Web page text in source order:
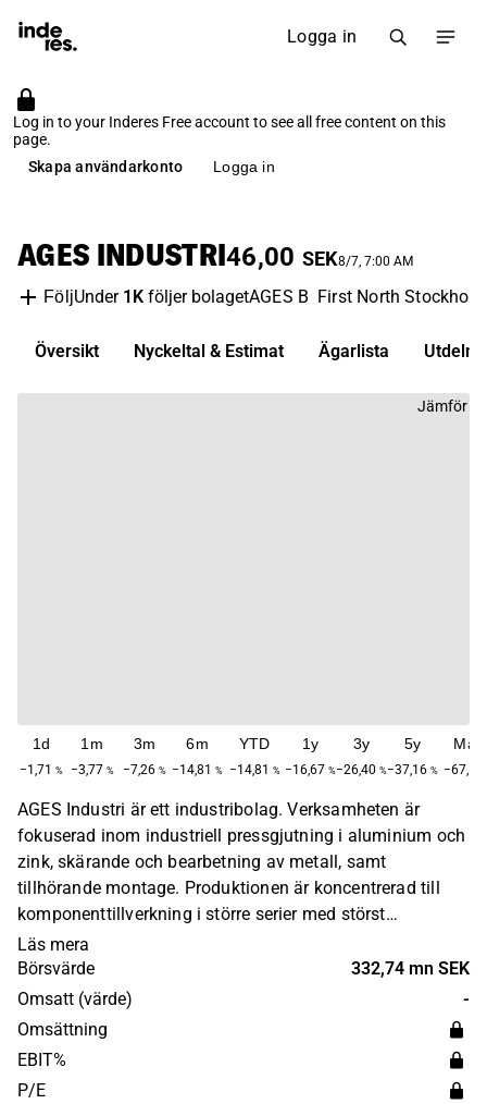
Logga in
Log in to your Inderes Free account to see all free content on this
page.
Skapa användarkonto
Logga in
AGES INDUSTRI46,00 SEK8/7, 7:00 AM
FöljUnder 1K följer bolagetAGES B First North
Översikt Nyckeltal & Estimat Ägarlista
Jämför
1d
−1,71 %
1m
−3,77 %
3m
−7,26 %
6m
−14,81 %
YTD
−14,81 %
1y
−16,67 %
3y
−26,40 %
5y
−37,16 %
Max
−67,14
AGES Industri är ett industribolag. Verksamheten är
fokuserad inom industriell pressgjutning i aluminium och
zink, skärande och bearbetning av metall, samt
tillhörande montage. Produktionen är koncentrerad till
komponenttillverkning i större serier med störst
koncentrerad marknad inom fordonsindustrin. Koncernen
styrs utifrån ett flertal dotterbolag med vardera
specialistområde. Huvudkontoret ligger i Halmstad.
Läs mera
Börsvärde
332,74 mn SEK
Omsatt (värde)
-
Omsättning
EBIT%
P/E